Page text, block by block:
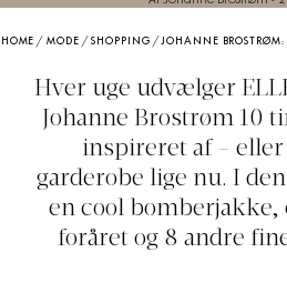
HOME /MODE /SHOPPING / JOHANNE
Hver uge udvælger
Johanne Brostrøm 10
inspireret af -
garderobe lige nu. I
en cool
foråret og 8 andre